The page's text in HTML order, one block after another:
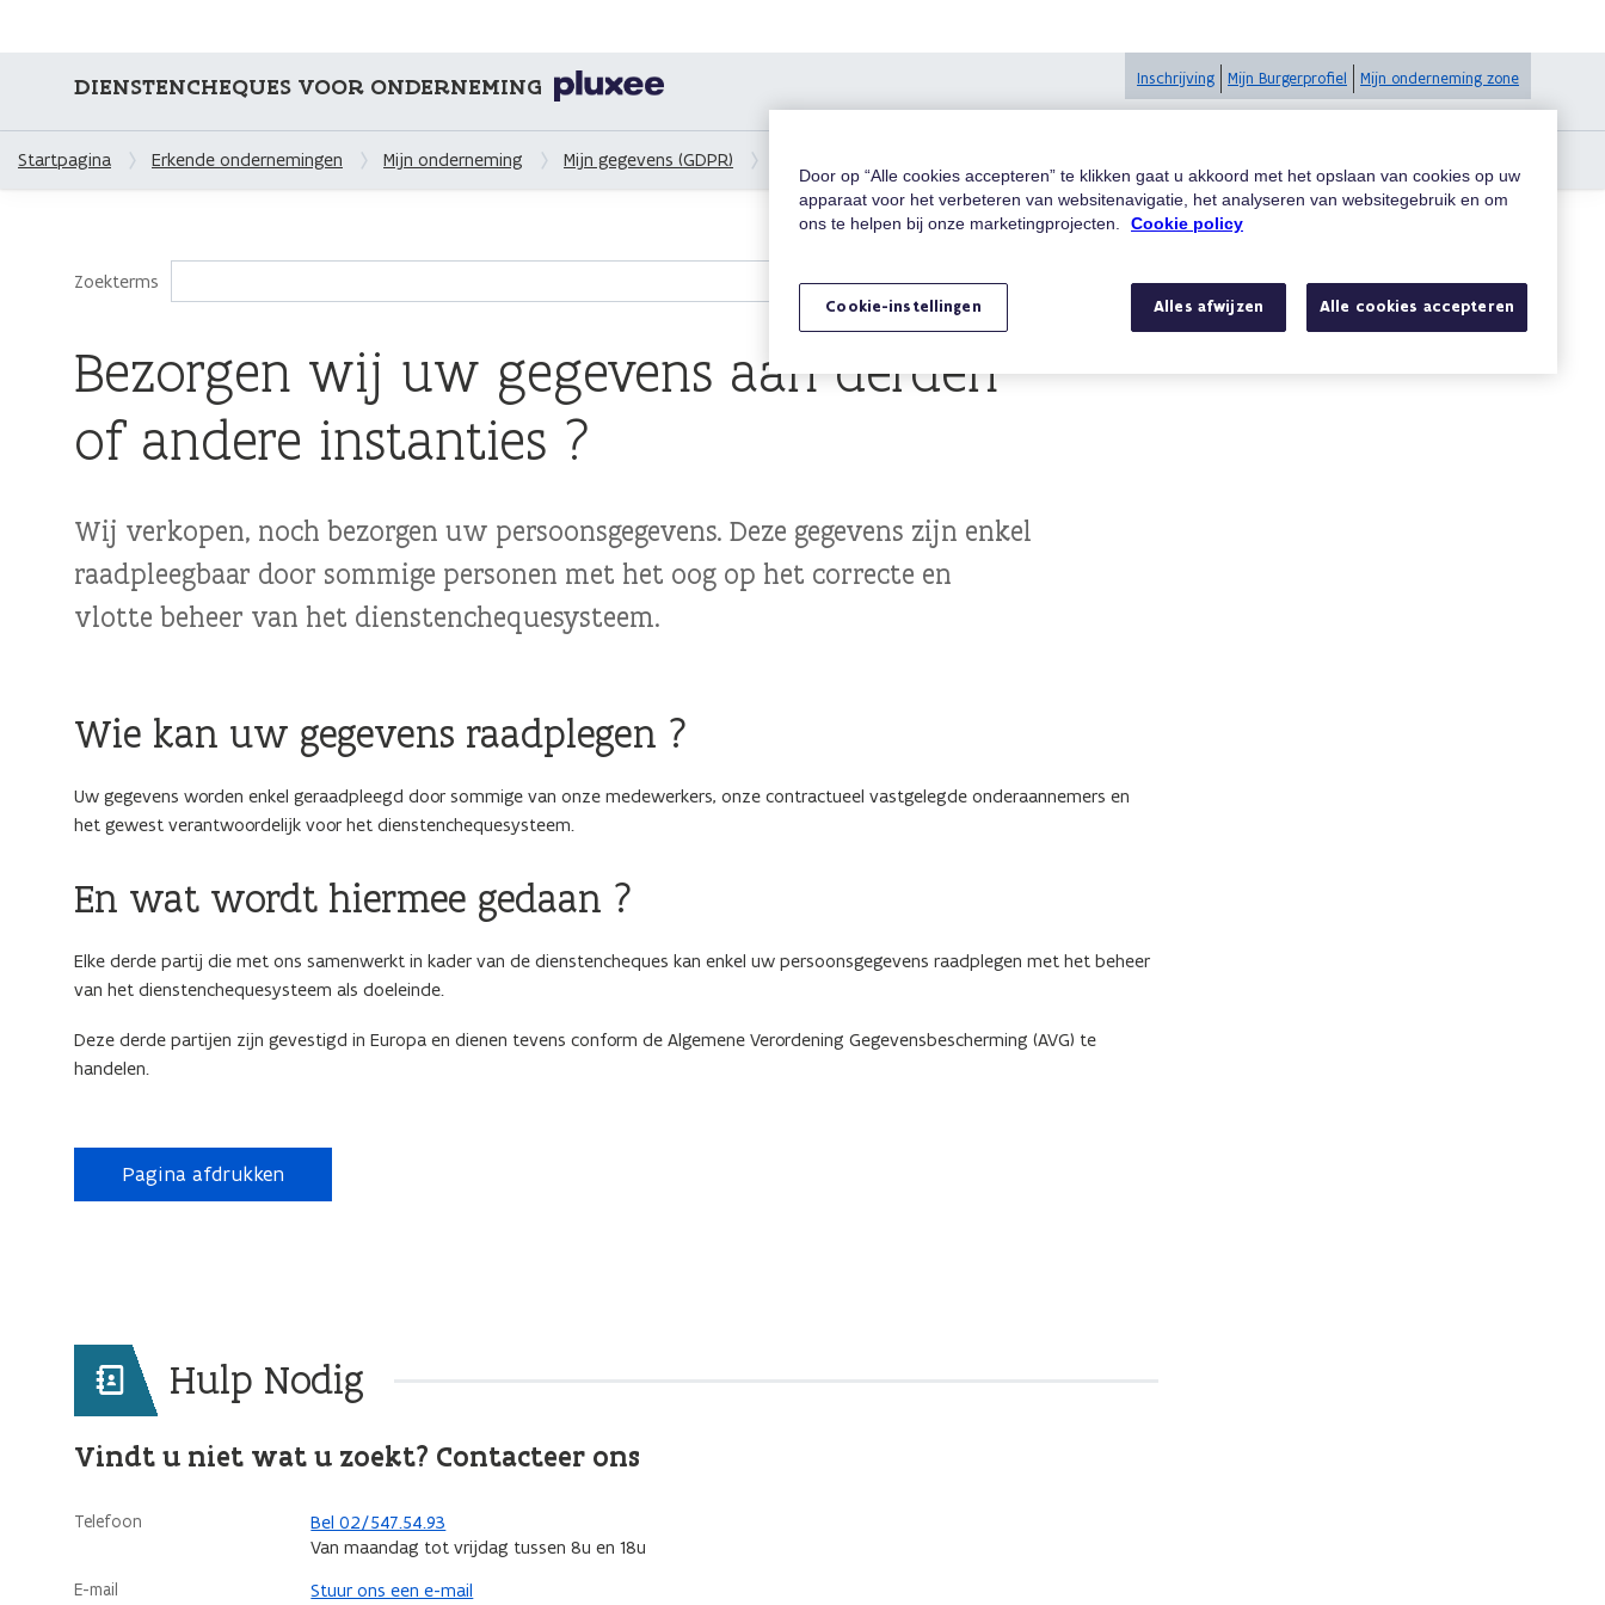
DIENSTENCHEQUES VOOR ONDERNEMING Inschrijving Mijn Burgerprofiel Mijn onderneming zone
Startpagina Erkende ondernemingen Mijn onderneming Mijn gegevens (GDPR)
Zoekterms Zoeken
Bezorgen wij uw gegevens aan derden
of andere instanties ?
Wij verkopen, noch bezorgen uw persoonsgegevens. Deze gegevens zijn enkel
raadpleegbaar door sommige personen met het oog op het correcte en
vlotte beheer van het dienstenchequesysteem.
Wie kan uw gegevens raadplegen ?
Uw gegevens worden enkel geraadpleegd door sommige van onze medewerkers, onze contractueel vastgelegde onderaannemers en
het gewest verantwoordelijk voor het dienstenchequesysteem.
En wat wordt hiermee gedaan ?
Elke derde partij die met ons samenwerkt in kader van de dienstencheques kan enkel uw persoonsgegevens raadplegen met het beheer
van het dienstenchequesysteem als doeleinde.
Deze derde partijen zijn gevestigd in Europa en dienen tevens conform de Algemene Verordening Gegevensbescherming (AVG) te
handelen.
Pagina afdrukken
Hulp Nodig
Vindt u niet wat u zoekt? Contacteer ons
Telefoon
Bel 02/547.54.93
Van maandag tot vrijdag tussen 8u en 18u
E-mail
Stuur ons een e-mail
Door op “Alle cookies accepteren” te klikken gaat u akkoord met het opslaan van cookies op uw
apparaat voor het verbeteren van websitenavigatie, het analyseren van websitegebruik en om
ons te helpen bij onze marketingprojecten.
Cookie policy
Alles afwijzen Alle cookies accepteren
Cookie-instellingen